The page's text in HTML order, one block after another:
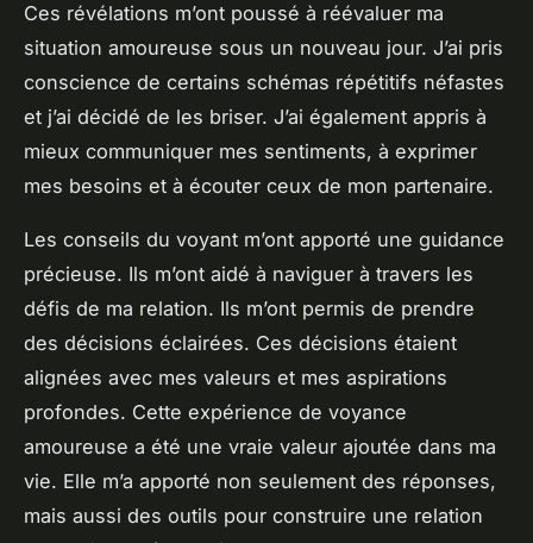
Ces révélations m’ont poussé à réévaluer ma
situation amoureuse sous un nouveau jour. J’ai pris
conscience de certains schémas répétitifs néfastes
et j’ai décidé de les briser. J’ai également appris à
mieux communiquer mes sentiments, à exprimer
mes besoins et à écouter ceux de mon partenaire.
Les conseils du voyant m’ont apporté une guidance
précieuse. Ils m’ont aidé à naviguer à travers les
défis de ma relation. Ils m’ont permis de prendre
des décisions éclairées. Ces décisions étaient
alignées avec mes valeurs et mes aspirations
profondes. Cette expérience de voyance
amoureuse a été une vraie valeur ajoutée dans ma
vie. Elle m’a apporté non seulement des réponses,
mais aussi des outils pour construire une relation